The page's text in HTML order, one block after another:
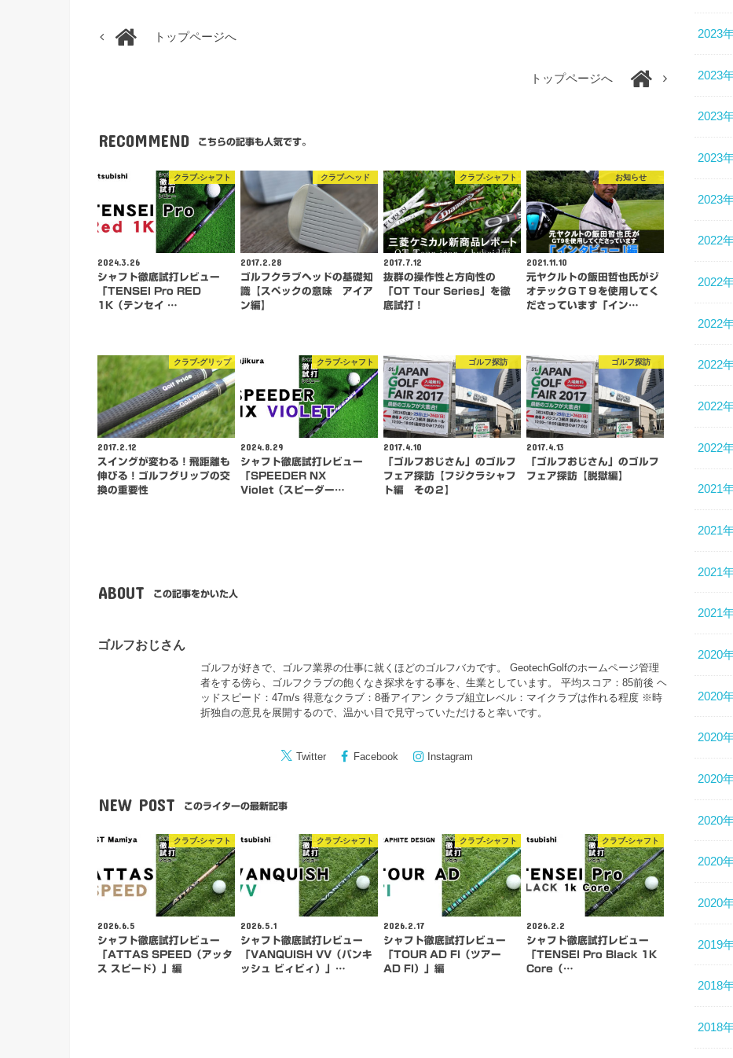
トップページへ
トップページへ
RECOMMEND こちらの記事も人気です。
クラブ-シャフト
2024.3.26
シャフト徹底試打レビュー
「TENSEI Pro RED
1K（テンセイ …
クラブ-ヘッド
2017.2.28
ゴルフクラブヘッドの基礎知
識【スペックの意味 アイア
ン編】
クラブ-シャフト
2017.7.12
抜群の操作性と方向性の
「OT Tour Series」を徹
底試打！
お知らせ
2021.11.10
元ヤクルトの飯田哲也氏がジ
オテックＧＴ９を使用してく
ださっています「イン…
クラブ-グリップ
2017.2.12
スイングが変わる！飛距離も
伸びる！ゴルフグリップの交
換の重要性
クラブ-シャフト
2024.8.29
シャフト徹底試打レビュー
「SPEEDER NX
Violet（スピーダー…
ゴルフ探訪
2017.4.10
「ゴルフおじさん」のゴルフ
フェア探訪【フジクラシャフ
ト編 その２】
ゴルフ探訪
2017.4.13
「ゴルフおじさん」のゴルフ
フェア探訪【脱獄編】
ABOUT この記事をかいた人
ゴルフおじさん
ゴルフが好きで、ゴルフ業界の仕事に就くほどのゴルフバカです。 GeotechGolfのホームページ管理
者をする傍ら、ゴルフクラブの飽くなき探求をする事を、生業としています。 平均スコア：85前後 ヘ
ッドスピード：47m/s 得意なクラブ：8番アイアン クラブ組立レベル：マイクラブは作れる程度 ※時
折独自の意見を展開するので、温かい目で見守っていただけると幸いです。
Twitter Facebook Instagram
NEW POST このライターの最新記事
クラブ-シャフト
2026.6.5
シャフト徹底試打レビュー
「ATTAS SPEED（アッタ
ス スピード）」編
クラブ-シャフト
2026.5.1
シャフト徹底試打レビュー
「VANQUISH VV（バンキ
ッシュ ビィビィ）」…
クラブ-シャフト
2026.2.17
シャフト徹底試打レビュー
「TOUR AD FI（ツアー
AD FI）」編
クラブ-シャフト
2026.2.2
シャフト徹底試打レビュー
「TENSEI Pro Black 1K
Core（…
2023
2023
2023
2023
2023
2022
2022
2022
2022
2022
2022
2021
2021
2021
2021
2020
2020
2020
2020
2020
2020
2020
2019
2018
2018